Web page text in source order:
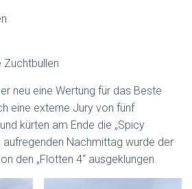
Zuchtbullen
neu eine Wertung für das Beste
eine externe Jury von fünf
kürten am Ende die „Spicy
aufregenden Nachmittag wurde der
den „Flotten 4“ ausgeklungen.